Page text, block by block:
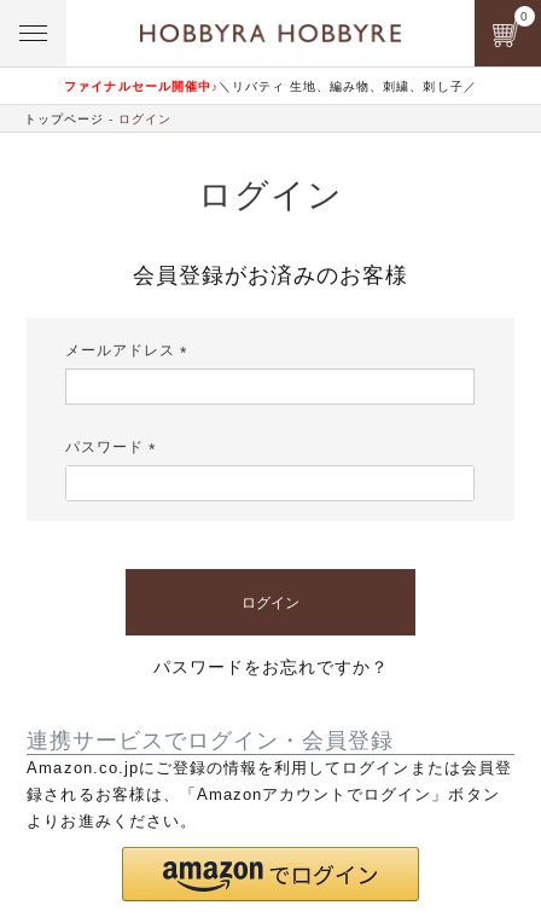
ファイナルセール開催中♪ ＼リバティ 生地、編み物、刺繍、刺し子／
0
トップページ ログイン
ログイン
会員登録がお済みのお客様
メールアドレス
パスワード
ログイン
パスワードをお忘れですか？
連携サービスでログイン・会員登録
Amazon.co.jpにご登録の情報を利用してログインまたは会員登
録されるお客様は、「Amazonアカウントでログイン」ボタン
よりお進みください。